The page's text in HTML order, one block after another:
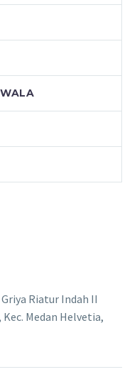
Riatur Indah II
Medan Helvetia,